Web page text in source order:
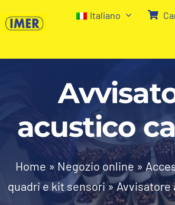
al
Italiano
Negozio
Chi siamo
I nostri servizi
acustico
Home » Negozio online »
quadri e kit sensori»Avvisatore